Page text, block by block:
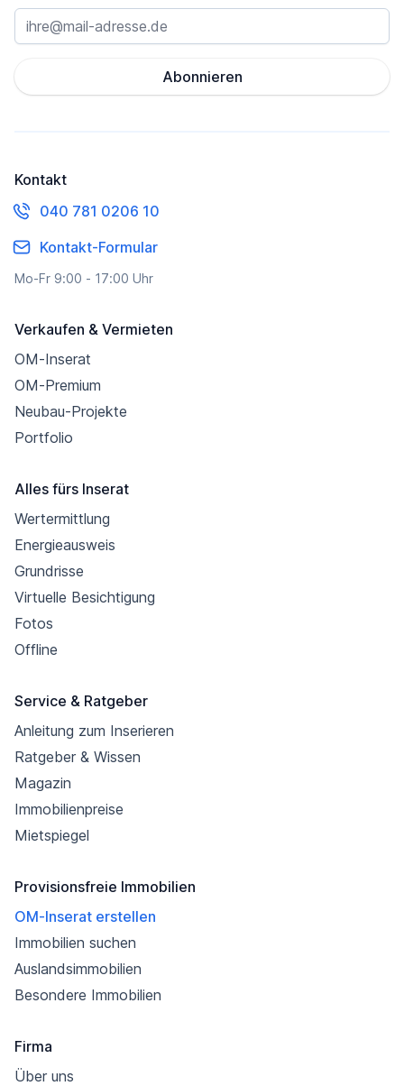
Abonnieren
Kontakt
040 781 0206 10
Kontakt-Formular
Mo-Fr 9:00 - 17:00 Uhr
Verkaufen & Vermieten
OM-Inserat
OM-Premium
Neubau-Projekte
Portfolio
Alles fürs Inserat
Wertermittlung
Energieausweis
Grundrisse
Virtuelle Besichtigung
Fotos
Offline
Service & Ratgeber
Anleitung zum Inserieren
Ratgeber & Wissen
Magazin
Immobilienpreise
Mietspiegel
Provisionsfreie Immobilien
OM-Inserat erstellen
Immobilien suchen
Auslandsimmobilien
Besondere Immobilien
Firma
Über uns